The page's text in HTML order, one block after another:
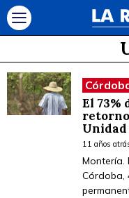
El 73%
11 años
Montería.
Córdoba,